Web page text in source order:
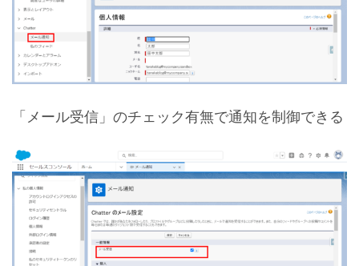
「メール受信」のチェック有無で通知を制御できる